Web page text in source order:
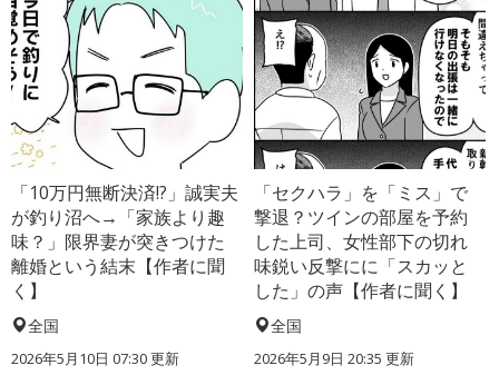
「10万円無断決済!?」誠実夫
が釣り沼へ→「家族より趣
味？」限界妻が突きつけた
離婚という結末【作者に聞
く】
全国
2026年5月10日 07:30 更新
「セクハラ」を「ミス」で
撃退？ツインの部屋を予約
した上司、女性部下の切れ
味鋭い反撃にに「スカッと
した」の声【作者に聞く】
全国
2026年5月9日 20:35 更新